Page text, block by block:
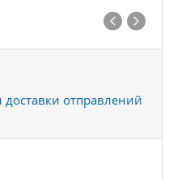
отправлений